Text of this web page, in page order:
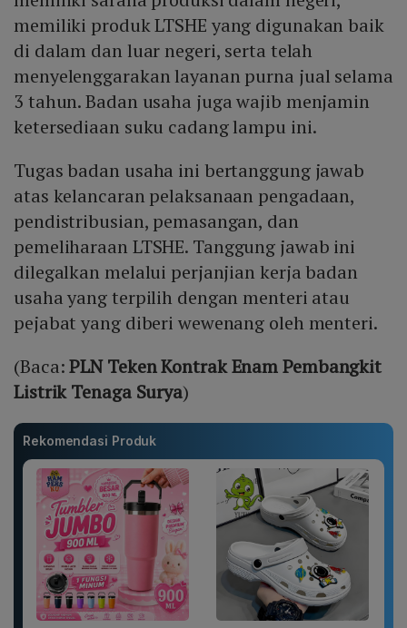
memiliki produk LTSHE yang digunakan baik
di dalam dan luar negeri, serta telah
menyelenggarakan layanan purna jual selama
3 tahun. Badan usaha juga wajib menjamin
ketersediaan suku cadang lampu ini.
Tugas badan usaha ini bertanggung jawab
atas kelancaran pelaksanaan pengadaan,
pendistribusian, pemasangan, dan
pemeliharaan LTSHE. Tanggung jawab ini
dilegalkan melalui perjanjian kerja badan
usaha yang terpilih dengan menteri atau
pejabat yang diberi wewenang oleh menteri.
(Baca:PLN Teken Kontrak Enam Pembangkit
Listrik Tenaga Surya)
Rekomendasi Produk